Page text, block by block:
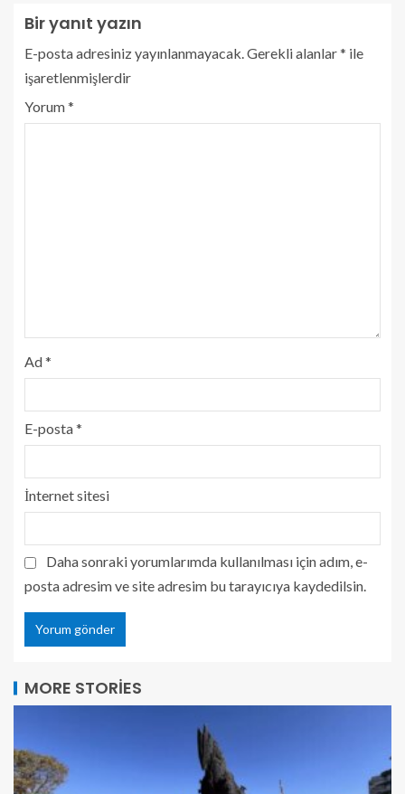
Bir yanıt yazın
E-posta adresiniz yayınlanmayacak.Gerekli alanlar* ile
işaretlenmişlerdir
Yorum*
Ad*
E-posta*
İnternet sitesi
Daha sonraki yorumlarımda kullanılması için adım, e-
posta adresim ve site adresim bu tarayıcıya kaydedilsin.
MORE STORIES